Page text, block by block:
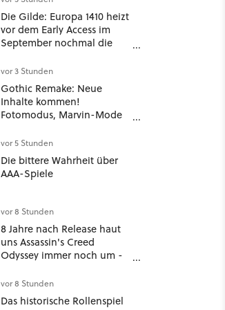
Beschwörer-Klasse
Die Gilde: Europa 1410 heizt
vor dem Early Access im
September nochmal die
vor 3 Stunden
Gothic Remake: Neue
Inhalte kommen!
Fotomodus, Marvin-Mode
vor 5 Stunden
Die bittere Wahrheit über
AAA-Spiele
vor 8 Stunden
8 Jahre nach Release haut
uns Assassin's Creed
Odyssey immer noch um -
vor 8 Stunden
Das historische Rollenspiel